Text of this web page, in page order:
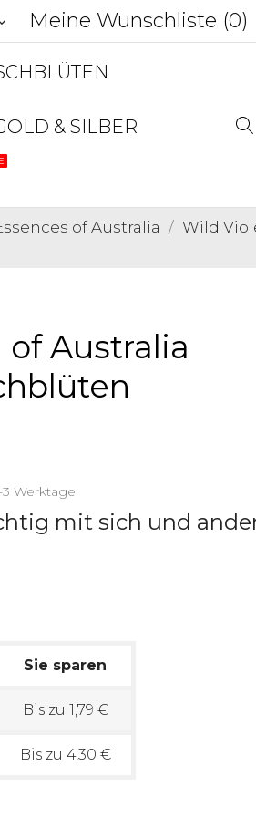
Meine Wunschliste (0)
& SILBER
of Australia
Wild
Australia
3 Werktage
mit sich und
Sie sparen
Bis zu 1,79 €
Bis zu 4,30 €